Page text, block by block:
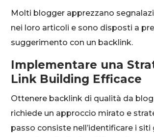
Molti blogger apprezzano
nei loro articoli e sono disposti a
suggerimento con un backlink.
Implementare una
Link Building Efficace
Ottenere backlink di qualità da
richiede un approccio mirato e
passo consiste nell’identificare i siti